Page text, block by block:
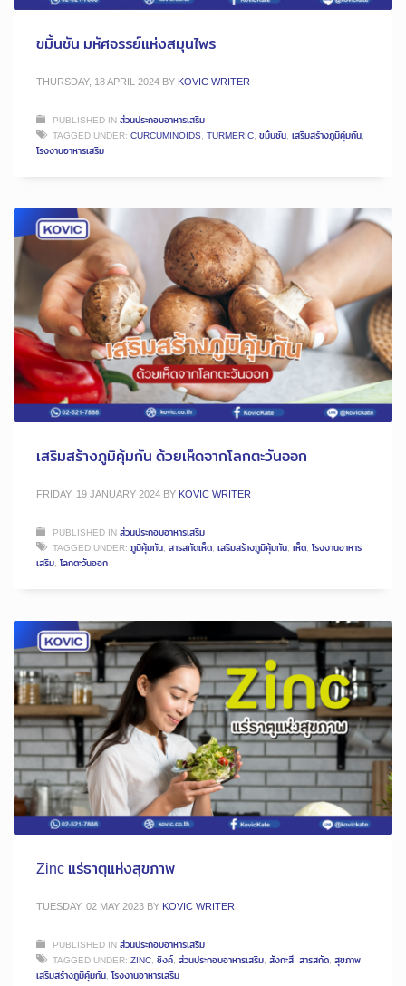
ขมิ้นชัน มหัศจรรย์แห่งสมุนไพร
THURSDAY, 18 APRIL 2024 BY KOVIC WRITER
PUBLISHED INส่วนประกอบอาหารเสริม
TAGGED UNDER: CURCUMINOIDS, TURMERIC, ขมิ้นชัน, เสริมสร้างภูมิคุ้มกัน,
โรงงานอาหารเสริม
เสริมสร้างภูมิคุ้มกัน ด้วยเห็ดจากโลกตะวันออก
FRIDAY, 19 JANUARY 2024 BY KOVIC WRITER
PUBLISHED INส่วนประกอบอาหารเสริม
TAGGED UNDER: ภูมิคุ้มกัน, สารสกัดเห็ด, เสริมสร้างภูมิคุ้มกัน, เห็ด, โรงงานอาหาร
เสริม, โลกตะวันออก
Zinc แร่ธาตุแห่งสุขภาพ
TUESDAY, 02 MAY 2023 BY KOVIC WRITER
PUBLISHED INส่วนประกอบอาหารเสริม
TAGGED UNDER: ZINC, ซิงค์, ส่วนประกอบอาหารเสริม, สังกะสี, สารสกัด, สุขภาพ,
เสริมสร้างภูมิคุ้มกัน, โรงงานอาหารเสริม